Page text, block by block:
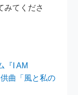
みてくださ
『I AM
曲「風と私の